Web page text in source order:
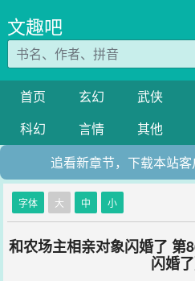
文趣吧
首页 玄幻 武侠
科幻
言情 其他
追看新章节，下载本站
字体 大 中 小
和农场主相亲对象闪婚了 第
闪婚了